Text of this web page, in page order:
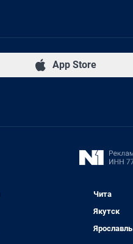
App Store
Чита
Якутск
Ярославль